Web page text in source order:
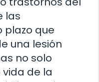
las
plazo que
una lesión
no solo
de la